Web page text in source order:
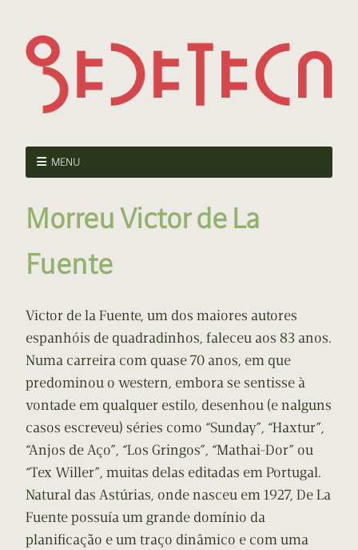
MENU
Morreu Victor de La
Fuente
Victor de la Fuente, um dos maiores autores
espanhóis de quadradinhos, faleceu aos 83 anos.
Numa carreira com quase 70 anos, em que
predominou o western, embora se sentisse à
vontade em qualquer estilo, desenhou (e nalguns
casos escreveu) séries como “Sunday”, “Haxtur”,
“Anjos de Aço”, “Los Gringos”, “Mathai-Dor” ou
“Tex Willer”, muitas delas editadas em Portugal.
Natural das Astúrias, onde nasceu em 1927, De La
Fuente possuía um grande domínio da
planificação e um traço dinâmico e com uma